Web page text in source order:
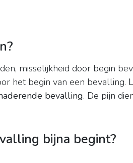
misselijkheid door begin
het begin van een bevalling.
bevalling. De pijn
bijna begint?